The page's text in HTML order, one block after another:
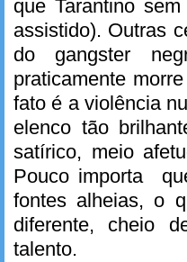
que Tarantino
assistido). Outras
do gangster
praticamente
fato é a violência
elenco tão
satírico, meio
Pouco importa
fontes alheias, o
diferente, cheio
talento.